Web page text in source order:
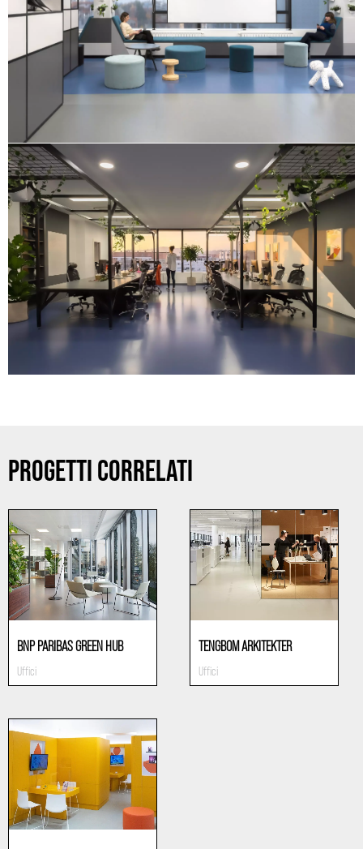
PROGETTI CORRELATI
BNP PARIBAS GREEN HUB
Uffici
TENGBOM ARKITEKTER
Uffici